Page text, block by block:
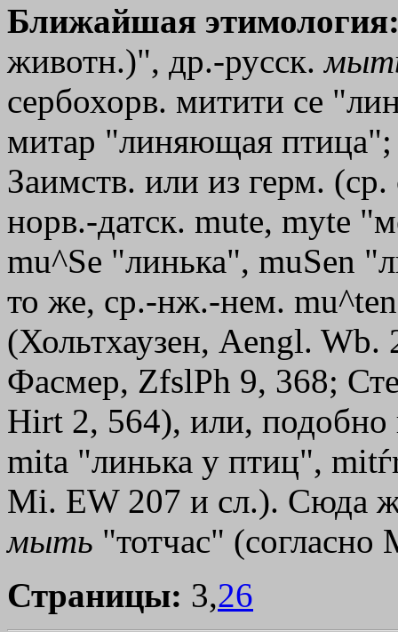
Ближайшая
животн.)", др.-русск.
сербохорв. митити се
митар "линяющая
Заимств. или из герм.
норв.-датск. mute, myte
mu^Ѕе "линька", muЅen
то же, ср.-нж.-нем.
(Хольтхаузен, Aengl.
Фасмер, ZfslPh 9, 368;
Hirt 2, 564), или, подобно
mіtа "линька у птиц",
Мi. ЕW 207 и сл.). Сюда
мыть "тотчас"
Страницы: 3,26